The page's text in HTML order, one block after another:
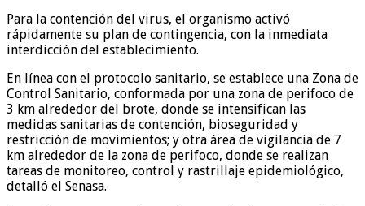
Para la contención del virus, el organismo activó
rápidamente su plan de contingencia, con la inmediata
interdicción del establecimiento.
En línea con el protocolo sanitario, se establece una Zona de
Control Sanitario, conformada por una zona de perifoco de
3 km alrededor del brote, donde se intensifican las
medidas sanitarias de contención, bioseguridad y
restricción de movimientos; y otra área de vigilancia de 7
km alrededor de la zona de perifoco, donde se realizan
tareas de monitoreo, control y rastrillaje epidemiológico,
detalló el Senasa.